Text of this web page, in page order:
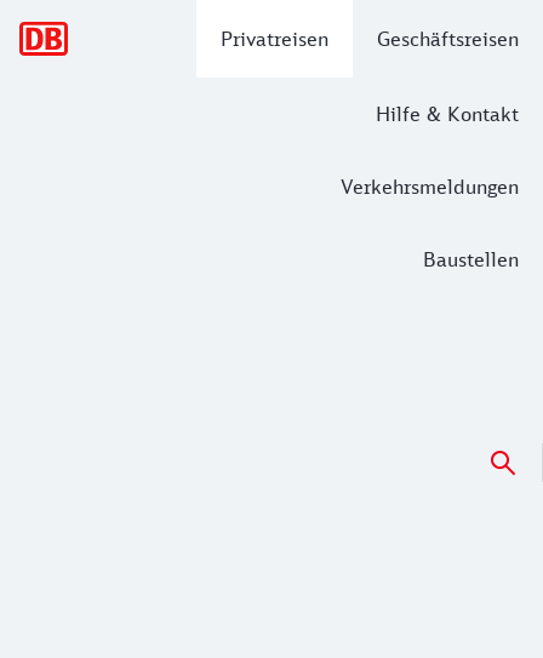
Privatreisen Geschäftsreisen
Hilfe & Kontakt
Verkehrsmeldungen
Baustellen